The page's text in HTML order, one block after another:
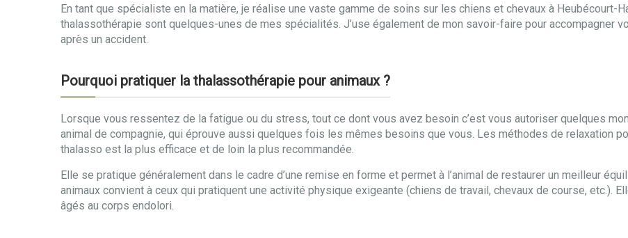
En tant que spécialiste en la matière, je réalise une vaste gamme de soins sur les chiens et chevaux à Heubécourt-
thalassothérapie sont quelques-unes de mes spécialités. J’use également de mon savoir-faire pour accompagner
après un accident.
Pourquoi pratiquer la thalassothérapie pour animaux ?
Lorsque vous ressentez de la fatigue ou du stress, tout ce dont vous avez besoin c’est vous autoriser quelques
animal de compagnie, qui éprouve aussi quelques fois les mêmes besoins que vous. Les méthodes de relaxation
thalasso est la plus efficace et de loin la plus recommandée.
Elle se pratique généralement dans le cadre d’une remise en forme et permet à l’animal de restaurer un meilleur
animaux convient à ceux qui pratiquent une activité physique exigeante (chiens de travail, chevaux de course, etc.).
âgés au corps endolori.